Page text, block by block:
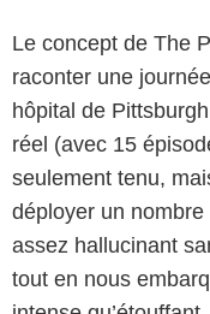
Le concept de The
raconter une
hôpital de
réel (avec 15
seulement tenu,
déployer un nombre
assez hallucinant
tout en nous